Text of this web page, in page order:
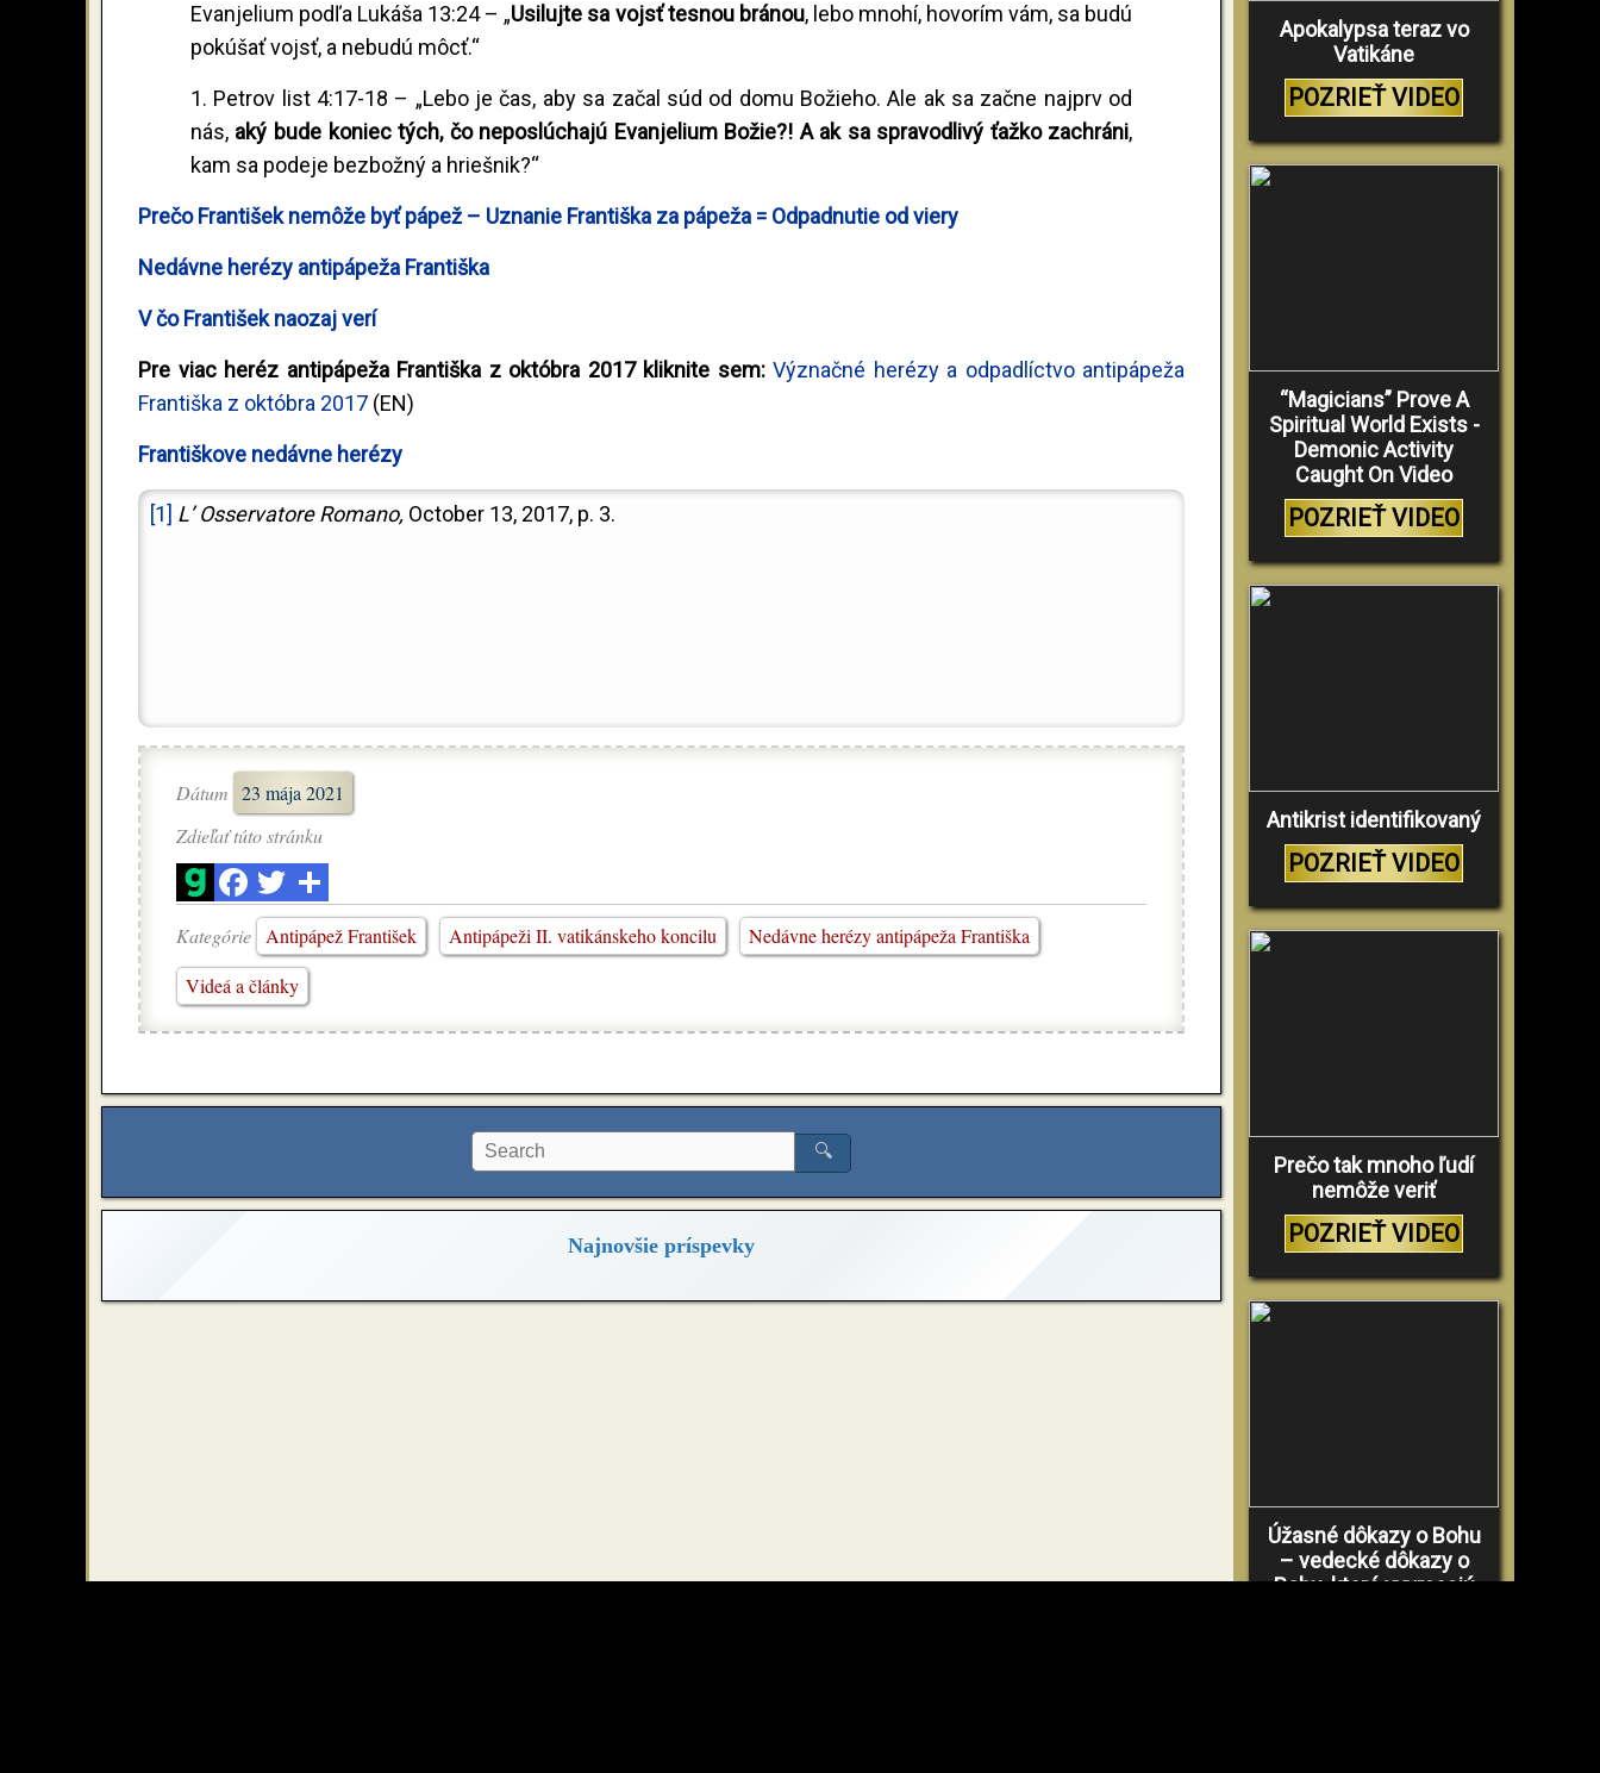
Evanjelium podľa Lukáša 13:24 – „Usilujte sa vojsť tesnou bránou, lebo mnohí, hovorím vám, sa budú
pokúšať vojsť, a nebudú môcť.“
1. Petrov list 4:17-18 – „Lebo je čas, aby sa začal súd od domu Božieho. Ale ak sa začne najprv od
nás, aký bude koniec tých, čo neposlúchajú Evanjelium Božie?! A ak sa spravodlivý ťažko zachráni,
kam sa podeje bezbožný a hriešnik?“
Prečo František nemôže byť pápež – Uznanie Františka za pápeža = Odpadnutie od viery
Nedávne herézy antipápeža Františka
V čo František naozaj verí
Pre viac heréz antipápeža Františka z októbra 2017 kliknite sem:Význačné herézy a odpadlíctvo antipápeža
Františka z októbra 2017 (EN)
Františkove nedávne herézy
[1] L’ Osservatore Romano, October 13, 2017, p. 3.
Dátum 23 mája 2021
Zdieľať túto stránku
Kategórie Antipápež František Antipápeži II. vatikánskeho koncilu
Nedávne herézy antipápeža Františka
Videá a články
🔍
Najnovšie príspevky
Apokalypsa teraz vo
Vatikáne
POZRIEŤ VIDEO
“Magicians” Prove A
Spiritual World Exists -
Demonic Activity
Caught On Video
POZRIEŤ VIDEO
Antikrist identifikovaný
POZRIEŤ VIDEO
Prečo tak mnoho ľudí
nemôže veriť
POZRIEŤ VIDEO
Úžasné dôkazy o Bohu
– vedecké dôkazy o
Bohu, ktoré vyvracajú